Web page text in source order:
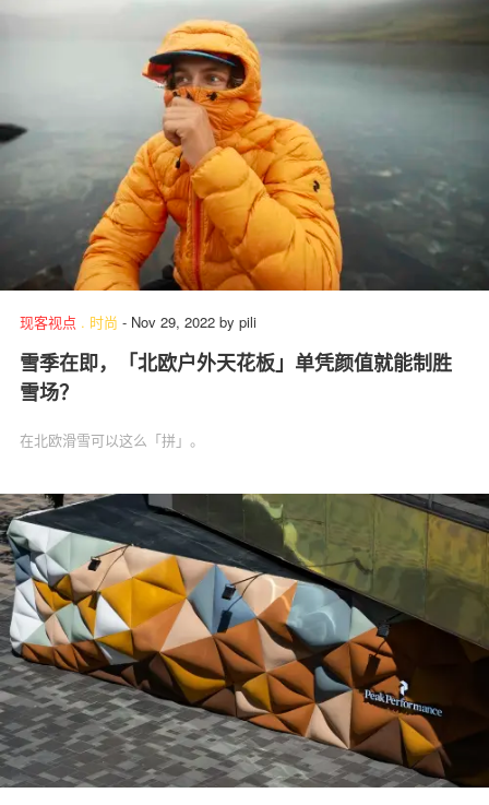
现客视点 . 时尚 - Nov 29, 2022 by pili
雪季在即，「北欧户外天花板」单凭颜值就能制胜
雪场？
在北欧滑雪可以这么「拼」。